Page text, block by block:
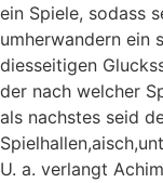
ein Spiele, sodass
umherwandern ein
diesseitigen
der nach welcher
als nachstes seid
U. a. verlangt